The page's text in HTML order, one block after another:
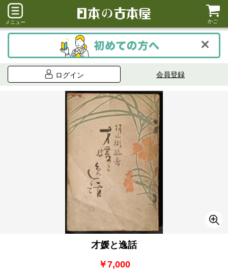
メニュー かご
ログイン 会員登録
才媛と逸話
￥7,000